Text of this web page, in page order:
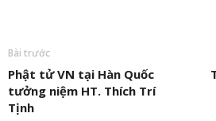
Bài trước
Phật tử VN tại Hàn Quốc
tưởng niệm HT. Thích Trí
Tịnh